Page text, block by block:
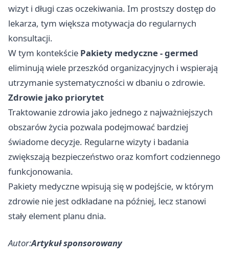
wizyt i długi czas oczekiwania. Im prostszy dostęp do
lekarza, tym większa motywacja do regularnych
konsultacji.
W tym kontekście Pakiety medyczne - germed
eliminują wiele przeszkód organizacyjnych i wspierają
utrzymanie systematyczności w dbaniu o zdrowie.
Zdrowie jako priorytet
Traktowanie zdrowia jako jednego z najważniejszych
obszarów życia pozwala podejmować bardziej
świadome decyzje. Regularne wizyty i badania
zwiększają bezpieczeństwo oraz komfort codziennego
funkcjonowania.
Pakiety medyczne wpisują się w podejście, w którym
zdrowie nie jest odkładane na później, lecz stanowi
stały element planu dnia.
Autor:Artykuł sponsorowany